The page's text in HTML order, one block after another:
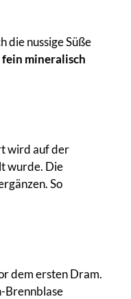
die nussige Süße
fein mineralisch
wird auf der
wurde. Die
So
dem ersten Dram.
Brennblase